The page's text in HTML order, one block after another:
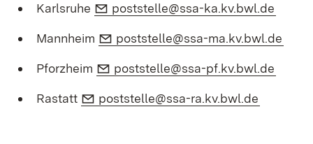
Karlsruhe E-Mail:
poststelle@ssa-ka.kv.bwl.de
Mannheim E-Mail:
poststelle@ssa-ma.kv.bwl.de
Pforzheim E-Mail:
poststelle@ssa-pf.kv.bwl.de
Rastatt E-Mail:
poststelle@ssa-ra.kv.bwl.de